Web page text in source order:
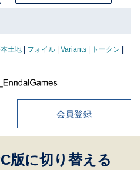
土地 | フォイル | Variants | トークン |
会員登録
版に切り替える